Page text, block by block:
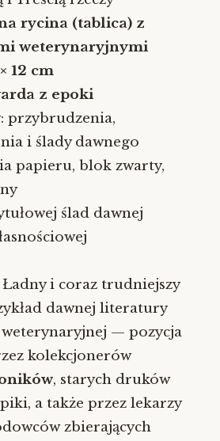
rycina (tablica) z
weterynaryjnymi
12 cm
z epoki
przybrudzenia,
i ślady dawnego
papieru, blok zwarty,
ślad dawnej
Ładny i coraz trudniejszy
dawnej literatury
— pozycja
kolekcjonerów
, starych druków
a także przez lekarzy
zbierających